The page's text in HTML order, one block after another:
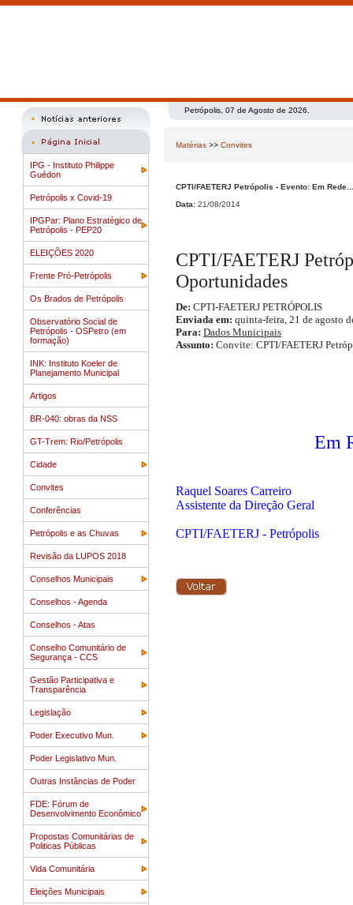
IPG - Instituto Philippe
Guédon
Petrópolis x Covid-19
IPGPar: Plano Estratégico de
Petrópolis - PEP20
ELEIÇÕES 2020
Frente Pró-Petrópolis
Os Brados de Petrópolis
Observatório Social de
Petrópolis - OSPetro (em
formação)
INK: Instituto Koeler de
Planejamento Municipal
Artigos
BR-040: obras da NSS
GT-Trem: Rio/Petrópolis
Cidade
Convites
Conferências
Petrópolis e as Chuvas
Revisão da LUPOS 2018
Conselhos Municipais
Conselhos - Agenda
Conselhos - Atas
Conselho Comunitário de
Segurança - CCS
Gestão Participativa e
Transparência
Legislação
Poder Executivo Mun.
Poder Legislativo Mun.
Outras Instâncias de Poder
FDE: Fórum de
Desenvolvimento Econômico
Propostas Comunitárias de
Politicas Públicas
Vida Comunitária
Eleições Municipais
Petrópolis, 07 de Agosto de 2026.
Matérias >> Convites
CPTI/FAETERJ Petrópolis - Evento: Em
Data: 21/08/2014
CPTI/FAETERJ
Oportunidades
De: CPTI-FAETERJ PETRÓPOLIS
Enviada em: quinta-feira, 21 de agosto
Para: Dados Municipais
Assunto: Convite: CPTI/FAETERJ
Em
Raquel Soares Carreiro
Assistente da Direção Geral
CPTI/FAETERJ - Petrópolis